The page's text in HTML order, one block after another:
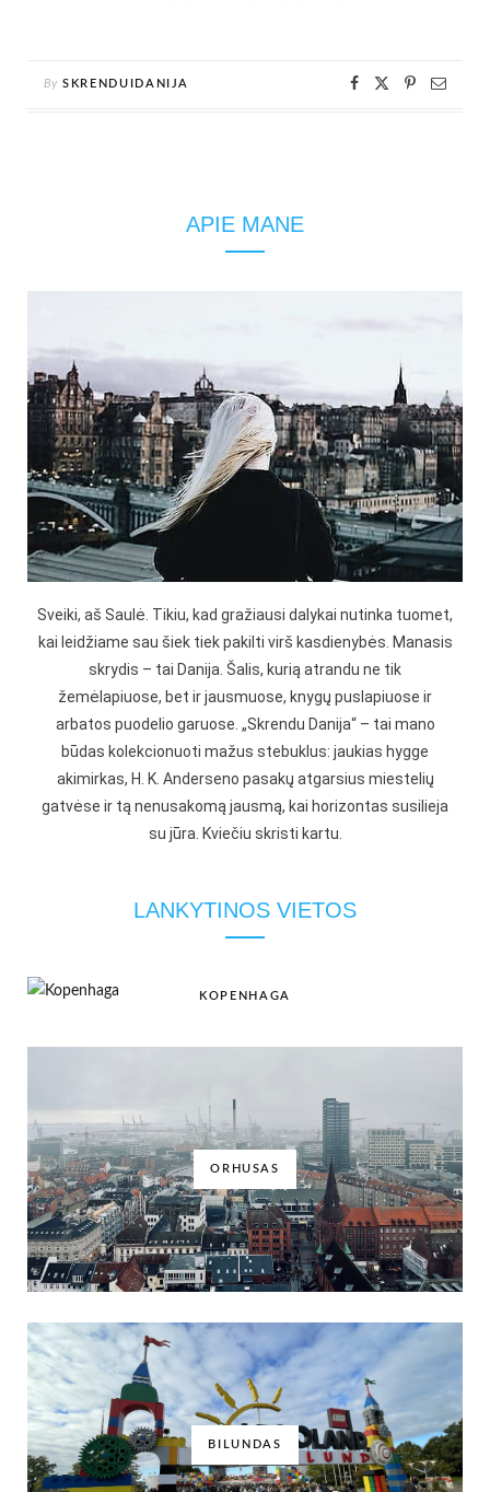
By SKRENDUIDANIJA
APIE MANE
Sveiki, aš Saulė. Tikiu, kad gražiausi dalykai nutinka tuomet,
kai leidžiame sau šiek tiek pakilti virš kasdienybės. Manasis
skrydis – tai Danija. Šalis, kurią atrandu ne tik
žemėlapiuose, bet ir jausmuose, knygų puslapiuose ir
arbatos puodelio garuose. „Skrendu Danija“ – tai mano
būdas kolekcionuoti mažus stebuklus: jaukias hygge
akimirkas, H. K. Anderseno pasakų atgarsius miestelių
gatvėse ir tą nenusakomą jausmą, kai horizontas susilieja
su jūra. Kviečiu skristi kartu.
LANKYTINOS VIETOS
KOPENHAGA
ORHUSAS
BILUNDAS